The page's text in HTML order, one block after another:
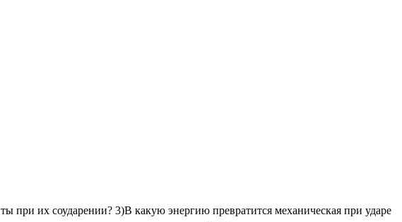
при их соударении? 3)В какую энергию превратится механическая при ударе